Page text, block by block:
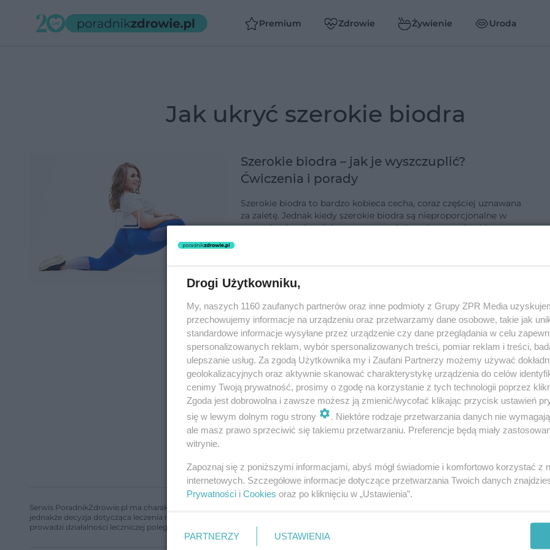
Premium Zdrowie Żywienie Uroda
jak ukryć szerokie biodra
Szerokie biodra – jak je wyszczuplić?
Ćwiczenia i porady
Szerokie biodra to bardzo kobieca cecha, coraz częściej uznawana
za zaletę. Jednak kiedy szerokie biodra są nieproporcjonalne w
stosunku do góry ciała, mogą sprawiać paniom pewien kłopot.
Serwis PoradnikZdrowie.pl ma charakter edukacyjny, nie stanowi i nie zastępuje porady lekarskiej. Redakcja serwisu dokłada wszelkich
jednakże decyzja dotycząca leczenia należy do lekarza. Redakcja i wydawca serwisu nie ponoszą odpowiedzialności wynikającej z
prowadzi działalności leczniczej polegającej na udzielaniu świadczeń zdrowotnych w rozumieniu art. 3 ust 1 ustawy o działalności leczniczej.
Drogi Użytkowniku,
My, naszych 1160 zaufanych partnerów oraz inne podmioty z Grupy ZPR Media
przechowujemy informacje na urządzeniu oraz przetwarzamy dane osobowe, takie jak
standardowe informacje wysyłane przez urządzenie czy dane przeglądania w celu
spersonalizowanych reklam, wybór spersonalizowanych treści, pomiar reklam i treści,
ulepszanie usług. Za zgodą Użytkownika my i Zaufani Partnerzy możemy używać
geolokalizacyjnych oraz aktywnie skanować charakterystykę urządzenia do celów
cenimy Twoją prywatność, prosimy o zgodę na korzystanie z tych technologii poprzez
Zgoda jest dobrowolna i zawsze możesz ją zmienić/wycofać klikając przycisk ustawień
się w lewym dolnym rogu strony
. Niektóre rodzaje przetwarzania danych nie
ale masz prawo sprzeciwić się takiemu przetwarzaniu. Preferencje będą miały
witrynie.
Zapoznaj się z poniższymi informacjami, abyś mógł świadomie i komfortowo korzystać z
internetowych. Szczegółowe informacje dotyczące przetwarzania Twoich danych
Prywatności i Cookies oraz po kliknięciu w „Ustawienia”.
PARTNERZY USTAWIENIA